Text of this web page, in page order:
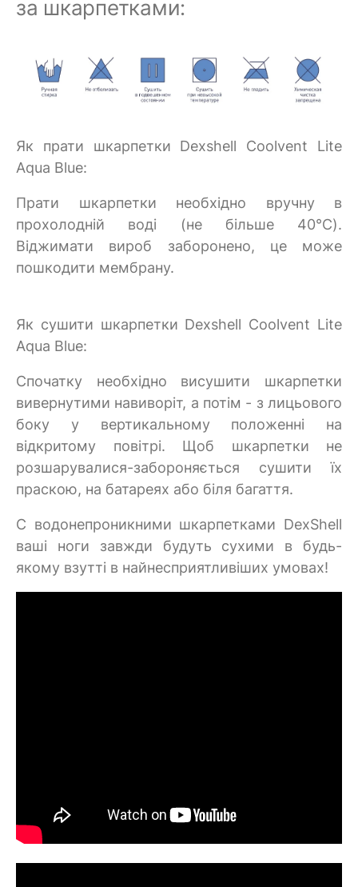
за шкарпетками:
Як прати шкарпетки Dexshell Coolvent Lite
Aqua Blue:
Прати шкарпетки необхідно вручну в
прохолодній воді (не більше 40°C).
Віджимати вироб заборонено, це може
пошкодити мембрану.
Як сушити шкарпетки Dexshell Coolvent Lite
Aqua Blue:
Спочатку необхідно висушити шкарпетки
вивернутими навиворіт, а потім - з лицьового
боку у вертикальному положенні на
відкритому повітрі. Щоб шкарпетки не
розшарувалися-забороняється сушити їх
праскою, на батареях або біля багаття.
C водонепроникними шкарпетками DexShell
ваші ноги завжди будуть сухими в будь-
якому взутті в найнесприятливіших умовах!